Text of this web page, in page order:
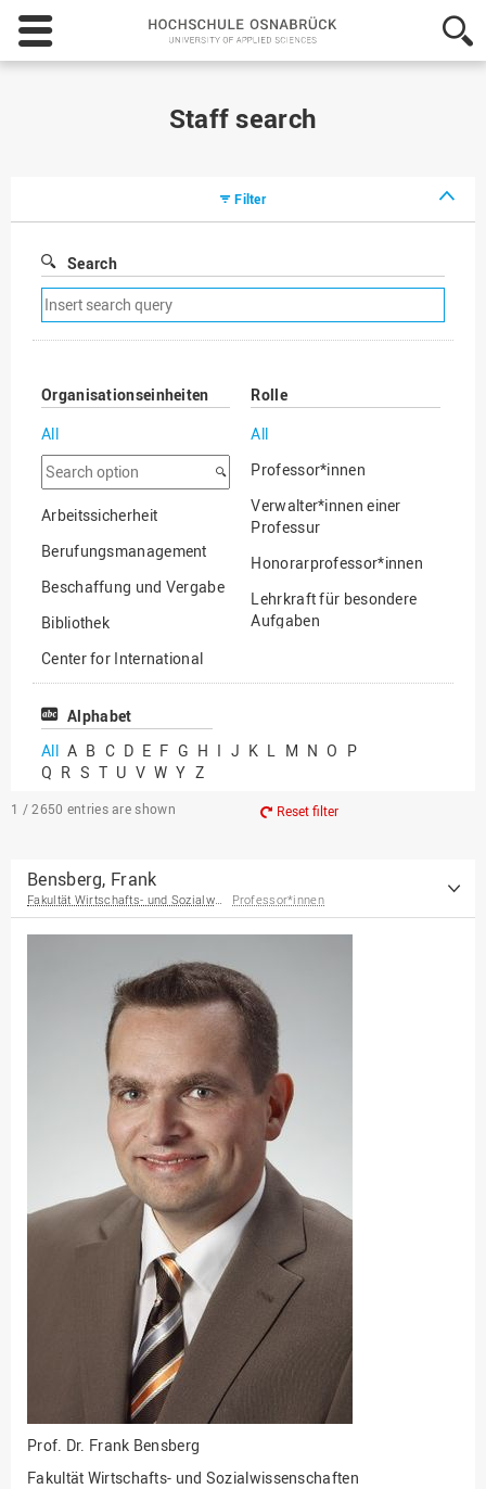
Hochschule
Osnabrück
-
Staff search
Filter
Search
Remove
search
filter
Organisationseinheiten
All
Search
option
Arbeitssicherheit
Berufungsmanagement
Beschaffung und Vergabe
Bibliothek
Center for International
Mobility
Center for International
Chancengerechtigkeit
eLearning Competence
EU-Büro
Fakultät
Agrarwissenschaften und
Ingenieurwissenschaften
und Informatik
Fakultät Management,
Kultur und Technik
Fakultät Wirtschafts- und
Sozialwissenschaften
Forschung, Kooperation,
Drittmittel
Gebäude und Technik
Gesellschaftliches
Gleichstellungsbüro
Hochschulleitung
Hochschulplanung/-
strategie
Rolle
All
Professor*innen
Verwalter*innen einer
Professur
Honorarprofessor*innen
Lehrkraft für besondere
Aufgaben
Professor*innen im
Alphabet
All A B C D E F G H I J K L M N O P
Q R S T U V W Y Z
1 / 2650 entries are shown Reset filter
Bensberg, Frank
Fakultät Wirtschafts- und Sozialwissenschaften Professor*innen
Prof. Dr. Frank Bensberg
Fakultät Wirtschafts- und Sozialwissenschaften